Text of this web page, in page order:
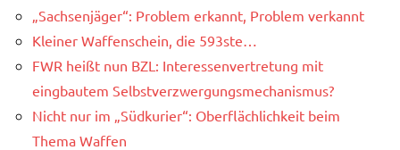
„Sachsenjäger“: Problem erkannt, Problem verkannt
Kleiner Waffenschein, die 593ste…
FWR heißt nun BZL: Interessenvertretung mit
eingbautem Selbstverzwergungsmechanismus?
Nicht nur im „Südkurier“: Oberflächlichkeit beim
Thema Waffen